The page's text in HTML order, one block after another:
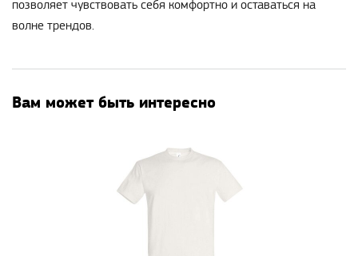
позволяет чувствовать себя комфортно и оставаться на
волне трендов.
Вам может быть интересно